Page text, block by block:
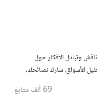
وتبادل الأفكار حول
الأسواق. شارك نصائحك،
69 ألف متابع